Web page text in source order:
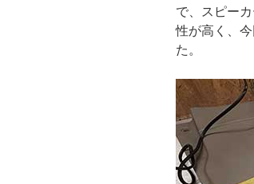
で、スピー
性が高く、
た。